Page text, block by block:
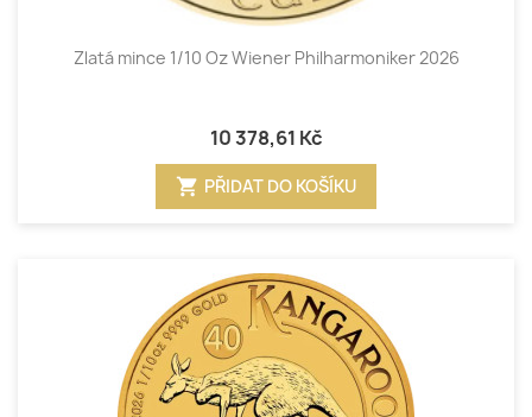
Zlatá mince 1/10 Oz Wiener Philharmoniker 2026
10 378,61 Kč
shopping_cart PŘIDAT DO KOŠÍKU